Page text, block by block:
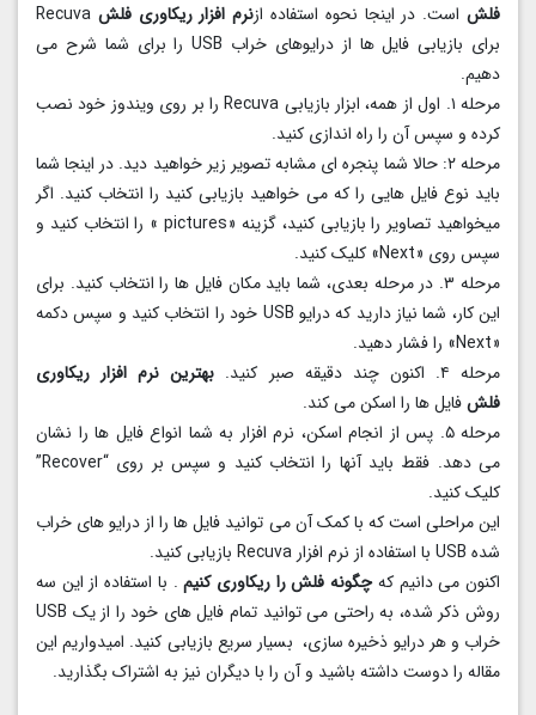
فلشاست. در اینجا نحوه استفاده ازنرم افزار ریکاوری فلش Recuva
برای بازیابی فایل ها از درایوهای خراب USB را برای شما شرح می
دهیم.
مرحله ۱. اول از همه، ابزار بازیابی Recuva را بر روی ویندوز خود نصب
کرده و سپس آن را راه اندازی کنید.
مرحله ۲: حالا شما پنجره ای مشابه تصویر زیر خواهید دید. در اینجا شما
باید نوع فایل هایی را که می خواهید بازیابی کنید را انتخاب کنید. اگر
میخواهید تصاویر را بازیابی کنید، گزینه «pictures » را انتخاب کنید و
سپس روی «Next» کلیک کنید.
مرحله ۳. در مرحله بعدی، شما باید مکان فایل ها را انتخاب کنید. برای
این کار، شما نیاز دارید که درایو USB خود را انتخاب کنید و سپس دکمه
«Next» را فشار دهید.
مرحله ۴. اکنون چند دقیقه صبر کنید.
بهترین نرم افزار ریکاوری
فلشفایل ها را اسکن می کند.
مرحله ۵. پس از انجام اسکن، نرم افزار به شما انواع فایل ها را نشان
می دهد. فقط باید آنها را انتخاب کنید و سپس بر روی “Recover”
کلیک کنید.
این مراحلی است که با کمک آن می توانید فایل ها را از درایو های خراب
شده USB با استفاده از نرم افزار Recuva بازیابی کنید.
اکنون می دانیم کهچگونه فلش را ریکاوری کنیم. با استفاده از این سه
روش ذکر شده، به راحتی می توانید تمام فایل های خود را از یک USB
خراب و هر درایو ذخیره سازی، بسیار سریع بازیابی کنید. امیدواریم این
مقاله را دوست داشته باشید و آن را با دیگران نیز به اشتراک بگذارید.